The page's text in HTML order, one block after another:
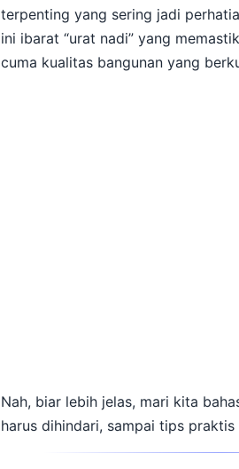
terpenting yang sering jadi
ini ibarat “urat nadi” yang
cuma kualitas bangunan yang
Nah, biar lebih jelas, mari kita
harus dihindari, sampai tips